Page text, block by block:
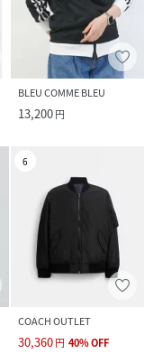
BLEU COMME BLEU
13,200円
6
COACH OUTLET
30,360円 40%OFF